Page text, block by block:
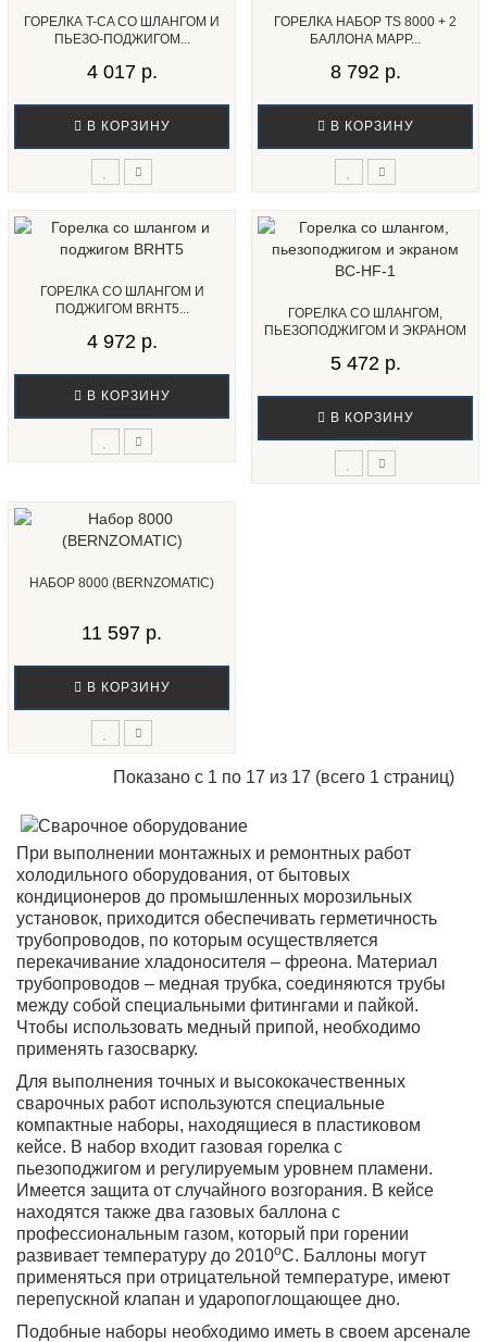
ГОРЕЛКА T-CA СО ШЛАНГОМ И
ПЬЕЗО-ПОДЖИГОМ...
4 017 р.
В КОРЗИНУ
ГОРЕЛКА НАБОР TS 8000 + 2
БАЛЛОНА MAPP...
8 792 р.
В КОРЗИНУ
ГОРЕЛКА СО ШЛАНГОМ И
ПОДЖИГОМ BRHT5...
4 972 р.
В КОРЗИНУ
ГОРЕЛКА СО ШЛАНГОМ,
ПЬЕЗОПОДЖИГОМ И ЭКРАНОМ
5 472 р.
В КОРЗИНУ
НАБОР 8000 (BERNZOMATIC)
11 597 р.
В КОРЗИНУ
Показано с 1 по 17 из 17 (всего 1 страниц)
При выполнении монтажных и ремонтных работ
холодильного оборудования, от бытовых
кондиционеров до промышленных морозильных
установок, приходится обеспечивать герметичность
трубопроводов, по которым осуществляется
перекачивание хладоносителя – фреона. Материал
трубопроводов – медная трубка, соединяются трубы
между собой специальными фитингами и пайкой.
Чтобы использовать медный припой, необходимо
применять газосварку.
Для выполнения точных и высококачественных
сварочных работ используются специальные
компактные наборы, находящиеся в пластиковом
кейсе. В набор входит газовая горелка с
пьезоподжигом и регулируемым уровнем пламени.
Имеется защита от случайного возгорания. В кейсе
находятся также два газовых баллона с
профессиональным газом, который при горении
развивает температуру до 2010оС. Баллоны могут
применяться при отрицательной температуре, имеют
перепускной клапан и ударопоглощающее дно.
Подобные наборы необходимо иметь в своем арсенале